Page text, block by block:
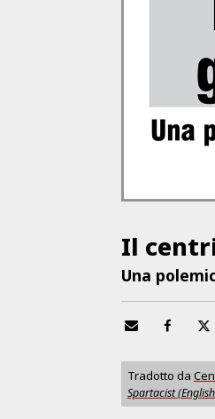
Il
Una
Tradotto da
Spartacist